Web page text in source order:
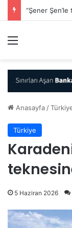
Anasayfa /
Türkiye
5 Haziran 2026